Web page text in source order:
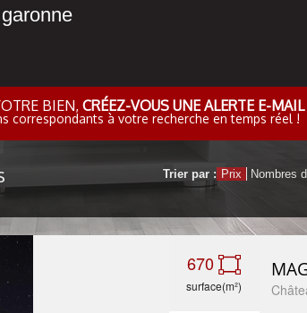
BIEN, CRÉEZ-VOUS UNE ALERTE E-MAIL
correspondants à votre recherche en temps réel !
Trier par : Prix Nombres
670
surface(m²)